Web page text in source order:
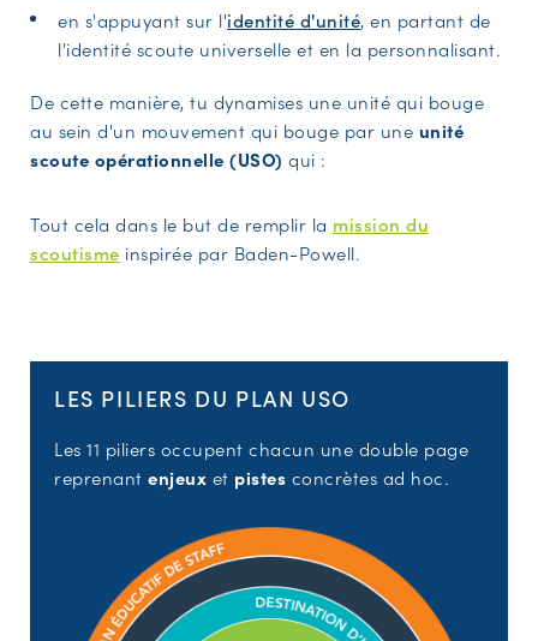
en s'appuyant sur l'identité d'unité, en partant de
l'identité scoute universelle et en la personnalisant.
De cette manière, tu dynamises une unité qui bouge
au sein d'un mouvement qui bouge par une unité
scoute opérationnelle (USO) qui :
Tout cela dans le but de remplir la mission du
scoutisme inspirée par Baden-Powell.
LES PILIERS DU PLAN USO
Les 11 piliers occupent chacun une double page
reprenant enjeux et pistes concrètes ad hoc.